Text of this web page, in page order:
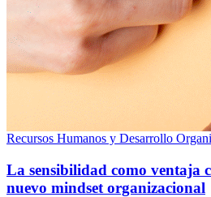
Recursos Humanos y Desarrollo
La sensibilidad como ventaja
nuevo mindset organizacional